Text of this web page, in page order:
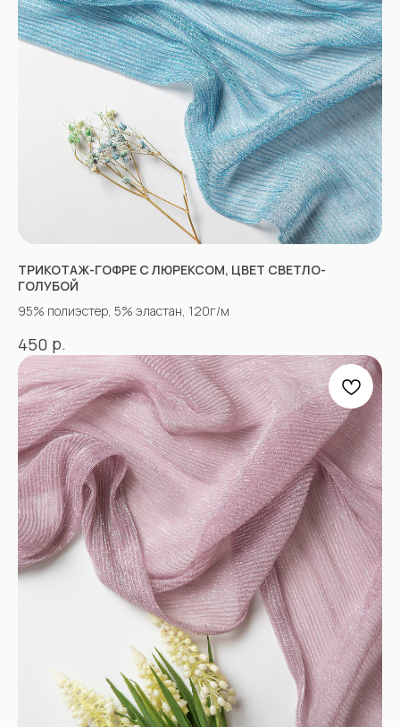
ТРИКОТАЖ-ГОФРЕ С ЛЮРЕКСОМ, ЦВЕТ СВЕТЛО-
ГОЛУБОЙ
95% полиэстер, 5% эластан, 120г/м
450 р.
ПРОЧЕЕ
Новинки
Распродажа
Ткани для детей
Ткани для верхней одежды
Ткани для летней одежды
Ткани для спортивной одежды
Ткани для мусульманской одежды
Ткани для нарядной одежды
Возврат
Вопросы-ответы
Блог
Контакты
Договор оферты
Политика
конфиденциальности
*принадлежат компании Meta,
признанной экстремистской
и запрещенной в РФ